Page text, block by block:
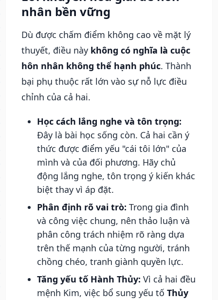
nhân bền vững
Dù được chấm điểm không cao về mặt lý
thuyết, điều này không có nghĩa là cuộc
hôn nhân không thể hạnh phúc. Thành
bại phụ thuộc rất lớn vào sự nỗ lực điều
chỉnh của cả hai.
Học cách lắng nghe và tôn trọng:
Đây là bài học sống còn. Cả hai cần ý
thức được điểm yếu "cái tôi lớn" của
mình và của đối phương. Hãy chủ
động lắng nghe, tôn trọng ý kiến khác
biệt thay vì áp đặt.
Phân định rõ vai trò: Trong gia đình
và công việc chung, nên thảo luận và
phân công trách nhiệm rõ ràng dựa
trên thế mạnh của từng người, tránh
chồng chéo, tranh giành quyền lực.
Tăng yếu tố Hành Thủy: Vì cả hai đều
mệnh Kim, việc bổ sung yếu tố Thủy